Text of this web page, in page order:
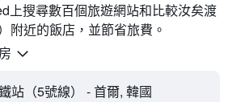
上搜尋數百個旅遊網站和比較汝矣渡
附近的飯店，並節省旅費。
站（5號線） - 首爾, 韓國